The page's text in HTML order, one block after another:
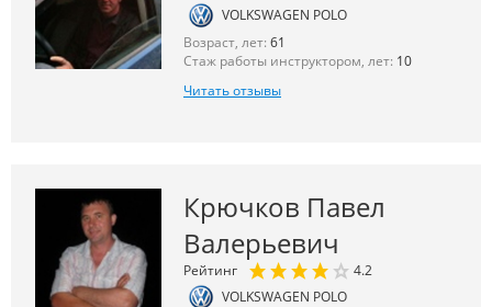
VOLKSWAGEN POLO
Возраст, лет: 61
Стаж работы инструктором, лет: 10
Читать отзывы
Крючков Павел
Валерьевич
Рейтинг
4.2
VOLKSWAGEN POLO